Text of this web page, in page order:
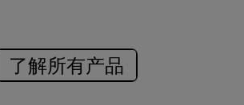
了解所有产品